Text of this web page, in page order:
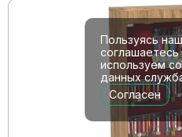
Пользуясь
используем
данных
Согласен